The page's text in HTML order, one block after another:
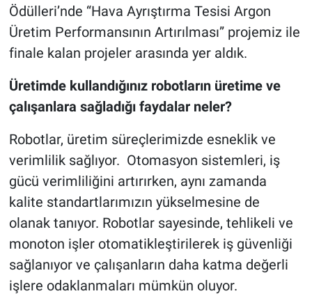
Ödülleri’nde “Hava Ayrıştırma Tesisi Argon
Üretim Performansının Artırılması” projemiz ile
finale kalan projeler arasında yer aldık.
Üretimde kullandığınız robotların üretime ve
çalışanlara sağladığı faydalar neler?
Robotlar, üretim süreçlerimizde esneklik ve
verimlilik sağlıyor. Otomasyon sistemleri, iş
gücü verimliliğini artırırken, aynı zamanda
kalite standartlarımızın yükselmesine de
olanak tanıyor. Robotlar sayesinde, tehlikeli ve
monoton işler otomatikleştirilerek iş güvenliği
sağlanıyor ve çalışanların daha katma değerli
işlere odaklanmaları mümkün oluyor.